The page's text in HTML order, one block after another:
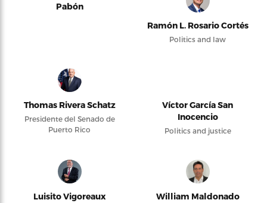
Pabón
Ramón L. Rosario Cortés
Politics and law
Thomas Rivera Schatz
Presidente del Senado de
Puerto Rico
Víctor García San
Inocencio
Politics and justice
Luisito Vigoreaux William Maldonado